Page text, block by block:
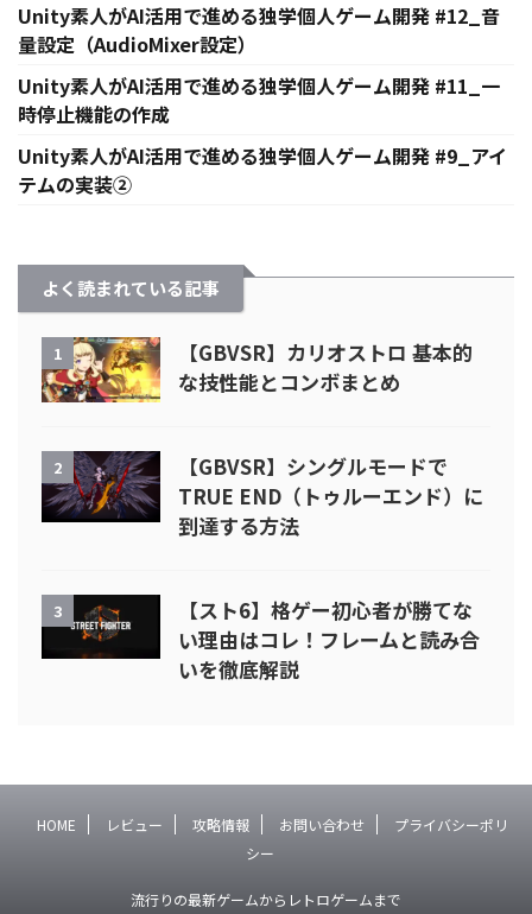
Unity素人がAI活用で進める独学個人ゲーム開発 #12_音
量設定（AudioMixer設定）
Unity素人がAI活用で進める独学個人ゲーム開発 #11_一
時停止機能の作成
Unity素人がAI活用で進める独学個人ゲーム開発 #9_アイ
テムの実装②
よく読まれている記事
1
【GBVSR】カリオストロ 基本的
な技性能とコンボまとめ
2
【GBVSR】シングルモードで
TRUE END（トゥルーエンド）に
到達する方法
3
【スト6】格ゲー初心者が勝てな
い理由はコレ！フレームと読み合
いを徹底解説
HOME レビュー 攻略情報 お問い合わせ
プライバシーポリ
シー
流行りの最新ゲームからレトロゲームまで